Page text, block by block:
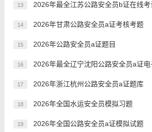
13 2026年最全江苏公路安全员b证在线
14 2026年甘肃公路安全员a证考核考题
15 2026年公路安全员a证题目
16 2026年最全辽宁沈阳公路安全员a证
17 2026年浙江杭州公路安全员a证题库
18 2026年全国水运安全员模拟习题
19 2026年全国公路安全员a证模拟试题